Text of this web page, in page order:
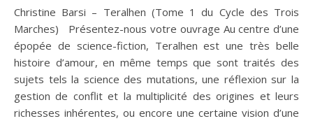
Christine Barsi – Teralhen (Tome 1 du Cycle des Trois
Marches) Présentez-nous votre ouvrage Au centre d’une
épopée de science-fiction, Teralhen est une très belle
histoire d’amour, en même temps que sont traités des
sujets tels la science des mutations, une réflexion sur la
gestion de conflit et la multiplicité des origines et leurs
richesses inhérentes, ou encore une certaine vision d’une